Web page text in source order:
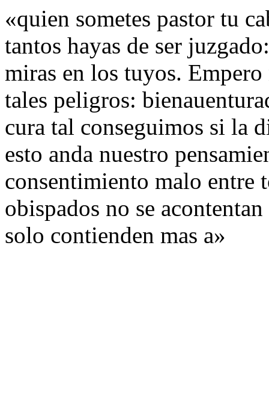
«quien sometes pastor tu
tantos hayas de ser
miras en los tuyos.
tales peligros:
cura tal conseguimos si la
esto anda nuestro
consentimiento malo entre
obispados no se
solo contienden mas a»